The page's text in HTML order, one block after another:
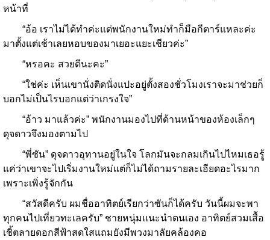
หน้าที่
“อ้อ เราไม่ได้ทำค่ะแต่พนักงานใหม่ทำก็มือกีตาร์แหละค่ะ
มาตั้งแต่เช้าเลยหอบของมาเยอะแยะเชียวค่ะ”
“หรอคะ สวยดีนะคะ”
“ใช่ค่ะ เห็นเขานั่งติดนั่งแปะอยู่ตั้งสองชั่วโมงเราจะมาช่วยก็
บอกไม่เป็นไรบอกแต่ว่าเกรงใจ”
“อ้าว มาแล้วค่ะ” พนักงานมองไปที่ด้านหน้าของห้องเล็กๆ
ดุจดาวจึงมองตามไป
“พี่ซัน” ดุจดาวอุทานอยู่ในใจ โลกมันจะกลมเกินไปไหมเธอรู้
แค่ว่าเขาจะไปเริ่มงานใหม่แต่ก็ไม่ได้ถามรายละเอียดอะไรมาก
เพราะเพิ่งรู้จักกัน
“สวัสดีครับ ผมชื่ออาทิตย์เรียกว่าซันก็ได้ครับ วันนี้ผมจะพา
ทุกคนไปเที่ยวทะเลครับ” ชายหนุ่มแนะนำตนเอง อาทิตย์สวมเสื้อ
เชิ้ตลายดอกสีฟ้าสดใสแถมยังมีพวงมาลัยคล้องคอ